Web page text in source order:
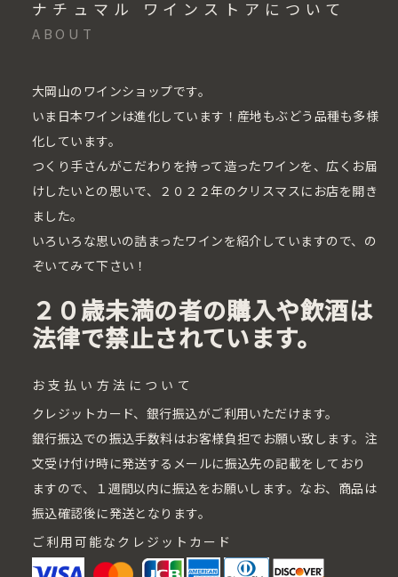
ナチュマル ワインストアについて
ABOUT
大岡山のワインショップです。
いま日本ワインは進化しています！産地もぶどう品種も多様
化しています。
つくり手さんがこだわりを持って造ったワインを、広くお届
けしたいとの思いで、２０２２年のクリスマスにお店を開き
ました。
いろいろな思いの詰まったワインを紹介していますので、の
ぞいてみて下さい！
２０歳未満の者の購入や飲酒は
法律で禁止されています。
お支払い方法について
クレジットカード、銀行振込がご利用いただけます。
銀行振込での振込手数料はお客様負担でお願い致します。注
文受け付け時に発送するメールに振込先の記載をしており
ますので、１週間以内に振込をお願いします。なお、商品は
振込確認後に発送となります。
ご利用可能なクレジットカード